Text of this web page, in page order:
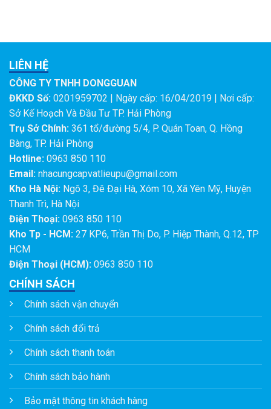
LIÊN HỆ
CÔNG TY TNHH DONGGUAN
ĐKKD Số: 0201959702 | Ngày cấp: 16/04/2019 | Nơi cấp:
Sở Kế Hoạch Và Đầu Tư TP. Hải Phòng
Trụ Sở Chính: 361 tổ/đường 5/4, P. Quán Toan, Q. Hồng
Bàng, TP. Hải Phòng
Hotline: 0963 850 110
Email: nhacungcapvatlieupu@gmail.com
Kho Hà Nội: Ngõ 3, Đê Đại Hà, Xóm 10, Xã Yên Mỹ, Huyện
Thanh Trì, Hà Nội
Điện Thoại: 0963 850 110
Kho Tp - HCM: 27 KP6, Trần Thị Do, P. Hiệp Thành, Q.12, TP
HCM
Điện Thoại (HCM): 0963 850 110
CHÍNH SÁCH
Chính sách vận chuyển
Chính sách đổi trả
Chính sách thanh toán
Chính sách bảo hành
Bảo mật thông tin khách hàng